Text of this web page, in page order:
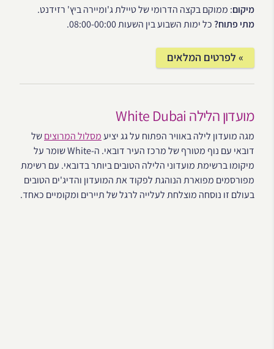
מיקום: ממוקם בקצה הדרומי של טיילת ג'ומיירה ביץ' רזידנט.
מתי פתוח?כל ימות השבוע בין השעות 08:00-00:00.
» לפרטים המלאים
מועדון הלילה White Dubai
מגה מועדון לילה באוויר הפתוח על גג יציעמסלול המרוציםשל
דובאי עם נוף מטורף של מרכז העיר דובאי. ה-White שומר על
מיקומו ברשימת מועדוני הלילה הטובים ביותר בדובאי. עם רשימת
מפורסמים מפוארת הנוהגת לפקוד את המועדון והדיג'ים הטובים
בעולם זו נוסחה מוצלחת לעלייה לרגל של תיירים ומקומיים כאחד.